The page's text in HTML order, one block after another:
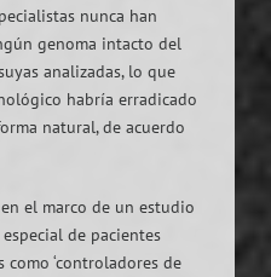
nunca han
genoma intacto del
analizadas, lo que
habría erradicado
natural, de acuerdo
el marco de un estudio
de pacientes
como ‘controladores de